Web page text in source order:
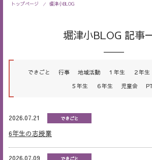
トップページ 堀津小BLOG
堀津小BLOG 記事
できごと 行事 地域活動 １年生 ２年生
５年生
６年生 児童会
2026.07.21 できごと
6年生の志授業
2026.07.09 できごと